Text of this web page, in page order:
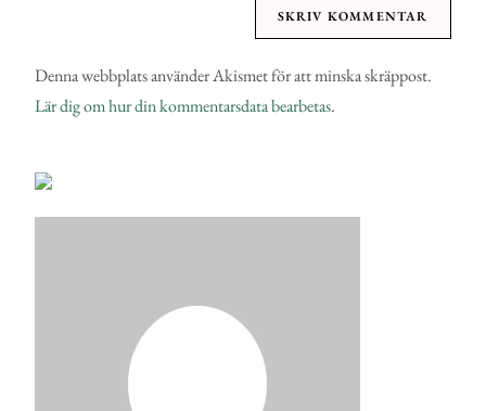
Denna webbplats använder Akismet för att minska skräppost.
Lär dig om hur din kommentarsdata bearbetas.